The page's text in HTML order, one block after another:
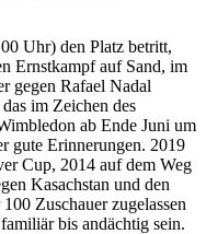
Uhr) den Platz betritt,
Ernstkampf auf Sand, im
gegen Rafael Nadal
im Zeichen des
ab Ende Juni um
gute Erinnerungen. 2019
Cup, 2014 auf dem Weg
Kasachstan und den
Zuschauer zugelassen
bis andächtig sein.